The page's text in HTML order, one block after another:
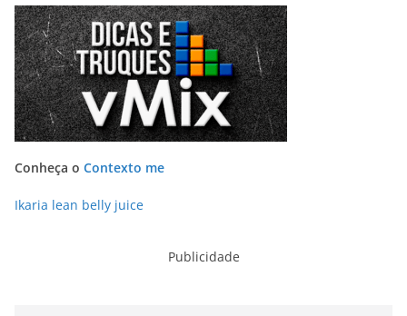
Conheça o Contexto me
Ikaria lean belly juice
Publicidade